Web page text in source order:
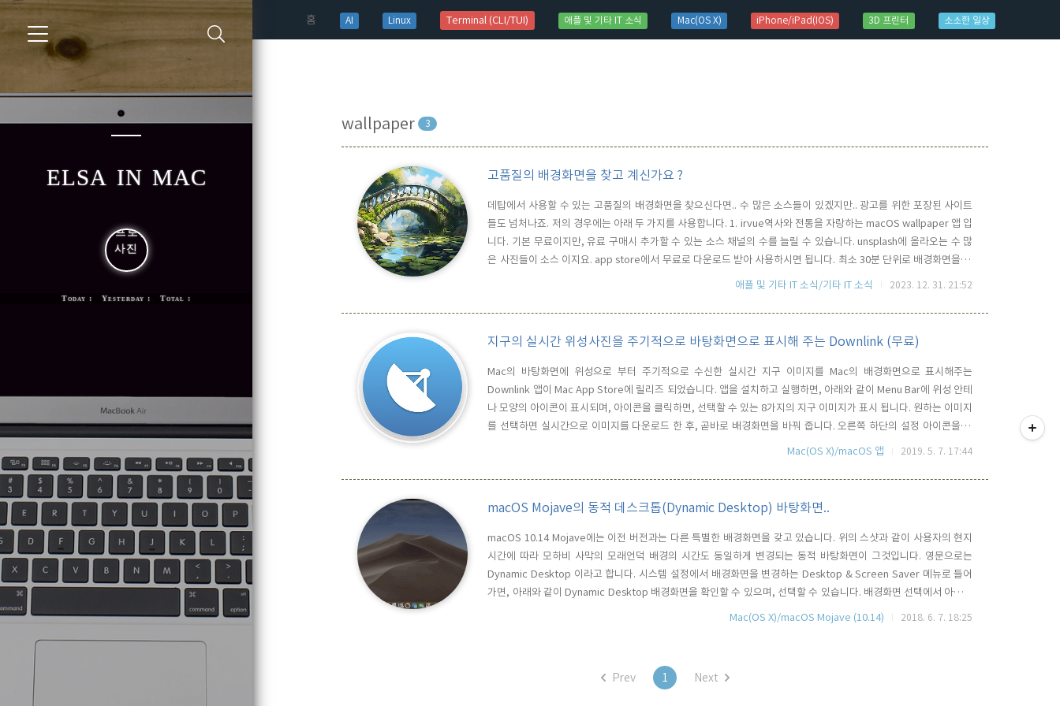
홈(current)
AI Linux Terminal (CLI/TUI) 애플 및 기타 IT 소식 Mac(OS X) iPhone/iPad(IOS) 3D 프린터 소소한 일상
elsa in mac
Today : Yesterday : Total :
wallpaper 3
고품질의 배경화면을 찾고 계신가요 ?
데탑에서 사용할 수 있는 고품질의 배경화면을 찾으신다면.. 수 많은 소스들이 있겠지만.. 광고를 위한 포장된 사이트
들도 넘처나죠. 저의 경우에는 아래 두 가지를 사용합니다. 1. irvue역사와 전통을 자랑하는 macOS wallpaper 앱 입
니다. 기본 무료이지만, 유료 구매시 추가할 수 있는 소스 채널의 수를 늘릴 수 있습니다. unsplash에 올라오는 수 많
은 사진들이 소스 이지요. app store에서 무료로 다운로드 받아 사용하시면 됩니다. 최소 30분 단위로 배경화면을 바
꿔 줍니다. 2. Reddit / wallpaper 채널사진이 아닌 배경화면을 원한다면, Reddit의 wallpaper 채널을 추천합니다.
애플 및 기타 IT 소식/기타 IT 소식 2023. 12. 31. 21:52
지구의 실시간 위성사진을 주기적으로 바탕화면으로 표시해 주는 Downlink (무료)
Mac의 바탕화면에 위성으로 부터 주기적으로 수신한 실시간 지구 이미지를 Mac의 배경화면으로 표시해주는
Downlink 앱이 Mac App Store에 릴리즈 되었습니다. 앱을 설치하고 실행하면, 아래와 같이 Menu Bar에 위성 안테
나 모양의 아이콘이 표시되며, 아이콘을 클릭하면, 선택할 수 있는 8가지의 지구 이미지가 표시 됩니다. 원하는 이미지
를 선택하면 실시간으로 이미지를 다운로드 한 후, 곧바로 배경화면을 바꿔 줍니다. 오른쪽 하단의 설정 아이콘을 누
르면, 위의 스샷과 같이 업데이트 주기를 20분 혹은 1시간 단위로 변경할 수 있는 옵션을 변경할 수 있습니다. 해상도
GOES(Geostat..
Mac(OS X)/macOS 앱 2019. 5. 7. 17:44
macOS Mojave의 동적 데스크톱(Dynamic Desktop) 바탕화면..
macOS 10.14 Mojave에는 이전 버전과는 다른 특별한 배경화면을 갖고 있습니다. 위의 스샷과 같이 사용자의 현지
시간에 따라 모하비 사막의 모래언덕 배경의 시간도 동일하게 변경되는 동적 바탕화면이 그것입니다. 영문으로는
Dynamic Desktop 이라고 합니다. 시스템 설정에서 배경화면을 변경하는 Desktop & Screen Saver 메뉴로 들어
가면, 아래와 같이 Dynamic Desktop 배경화면을 확인할 수 있으며, 선택할 수 있습니다. 배경화면 선택에서 아래와
같이 Change picture를 Every hour(매 시간 마다..)로 Check 해 줘야 합니다. 당연히 정상적으로 동작을 하려면,
Mac(OS X)/macOS Mojave (10.14) 2018. 6. 7. 18:25
Prev 1 Next
티스토리툴바